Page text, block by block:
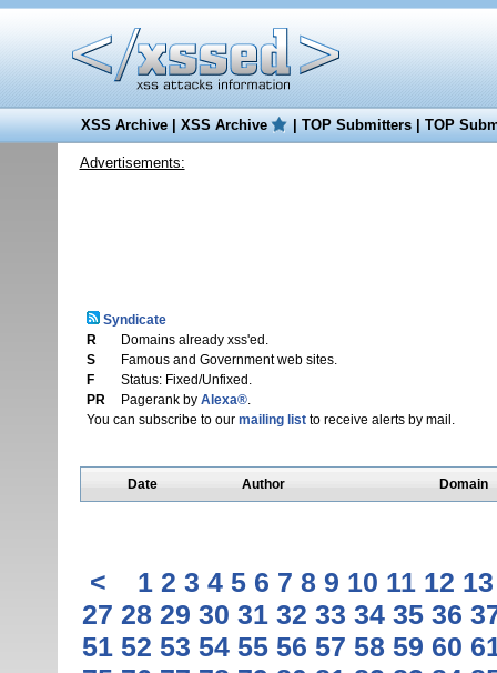
XSS Archive|XSS Archive |TOP Submitters|TOP
Advertisements:
Syndicate
R
Domains already xss'ed.
S
Famous and Government web sites.
F
Status: Fixed/Unfixed.
PR
Pagerank by Alexa®.
You can subscribe to our mailing listto receive alerts by mail.
Date Author Domain
< 1 2 3 4 5 6 7 8 9 10 11 12 13
27 28 29 30 31 32 33 34 35 36
51 52 53 54 55 56 57 58 59 60